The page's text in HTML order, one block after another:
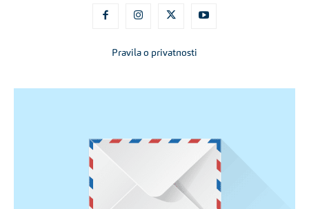
Pravila o privatnosti